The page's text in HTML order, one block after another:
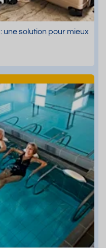
une solution pour mieux